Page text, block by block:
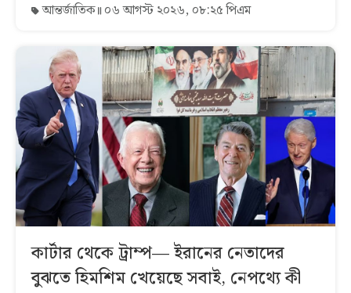
আন্তর্জাতিক ০৬ আগস্ট ২০২৬, ০৮:২৫ পিএম
কার্টার থেকে ট্রাম্প— ইরানের নেতাদের
বুঝতে হিমশিম খেয়েছে সবাই, নেপথ্যে কী